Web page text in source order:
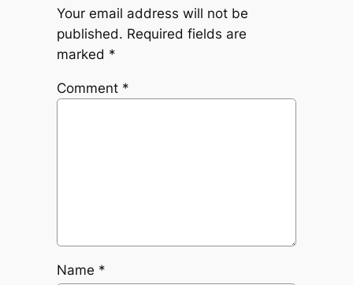
Your email address will not be
published. Required fields are
marked *
Comment *
Name *